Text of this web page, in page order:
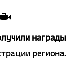
награды
региона.